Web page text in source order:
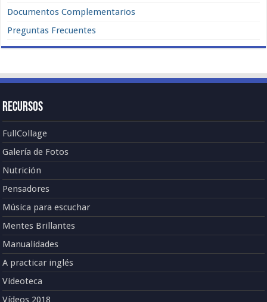
Documentos Complementarios
Preguntas Frecuentes
Recursos
FullCollage
Galería de Fotos
Nutrición
Pensadores
Música para escuchar
Mentes Brillantes
Manualidades
A practicar inglés
Videoteca
Vídeos 2018